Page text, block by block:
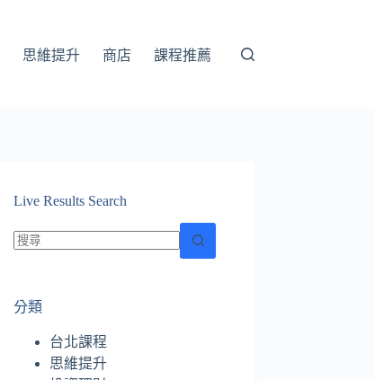
思維提升 商店 課程推薦
Live Results Search
到
分類
台北課程
思維提升